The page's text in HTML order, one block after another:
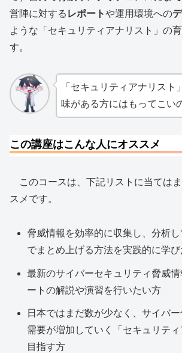
営陣に対する レポートや運用環境への
ような「セキュリティアナリスト」の
す。
「セキュリティアナリスト
味がある方にはもってこい
この講座はこんな人にオススメ
このコースは、下記リストに当ては
スメです。
脅威情報を効率的に収集し、分析し
でまとめ上げる方法を実践的に学
最新のサイバーセキュリティ脅威
ートの解説や演習を行いたい方
日本ではまだ数が少なく、サイバ
需要が増加していく「セキュリテ
目指す方